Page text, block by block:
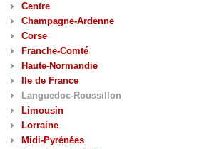
Centre
Champagne-Ardenne
Corse
Franche-Comté
Haute-Normandie
Ile de France
Languedoc-Roussillon
Limousin
Lorraine
Midi-Pyrénées